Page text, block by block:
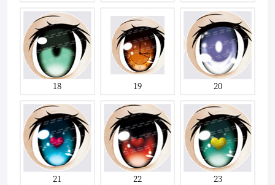
18 19 20
21 22 23